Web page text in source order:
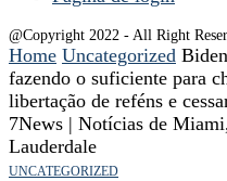
@Copyright 2022 - All Right
Home Uncategorized
fazendo o suficiente para
libertação de reféns e
7News | Notícias de
Lauderdale
UNCATEGORIZED